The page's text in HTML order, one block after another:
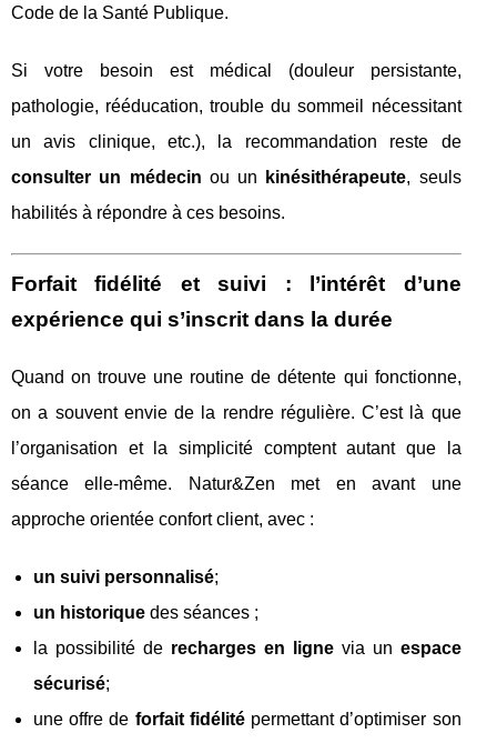
Code de la Santé Publique.
Si votre besoin est médical (douleur persistante,
pathologie, rééducation, trouble du sommeil nécessitant
un avis clinique, etc.), la recommandation reste de
consulter un médecin ou un kinésithérapeute, seuls
habilités à répondre à ces besoins.
Forfait fidélité et suivi : l’intérêt d’une
expérience qui s’inscrit dans la durée
Quand on trouve une routine de détente qui fonctionne,
on a souvent envie de la rendre régulière. C’est là que
l’organisation et la simplicité comptent autant que la
séance elle-même. Natur&Zen met en avant une
approche orientée confort client, avec :
un suivi personnalisé;
un historique des séances ;
la possibilité de recharges en lignevia un espace
sécurisé;
une offre de forfait fidélitépermettant d’optimiser son